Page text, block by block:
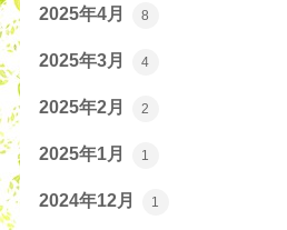
2025年4月 8
2025年3月 4
2025年2月 2
2025年1月 1
2024年12月 1